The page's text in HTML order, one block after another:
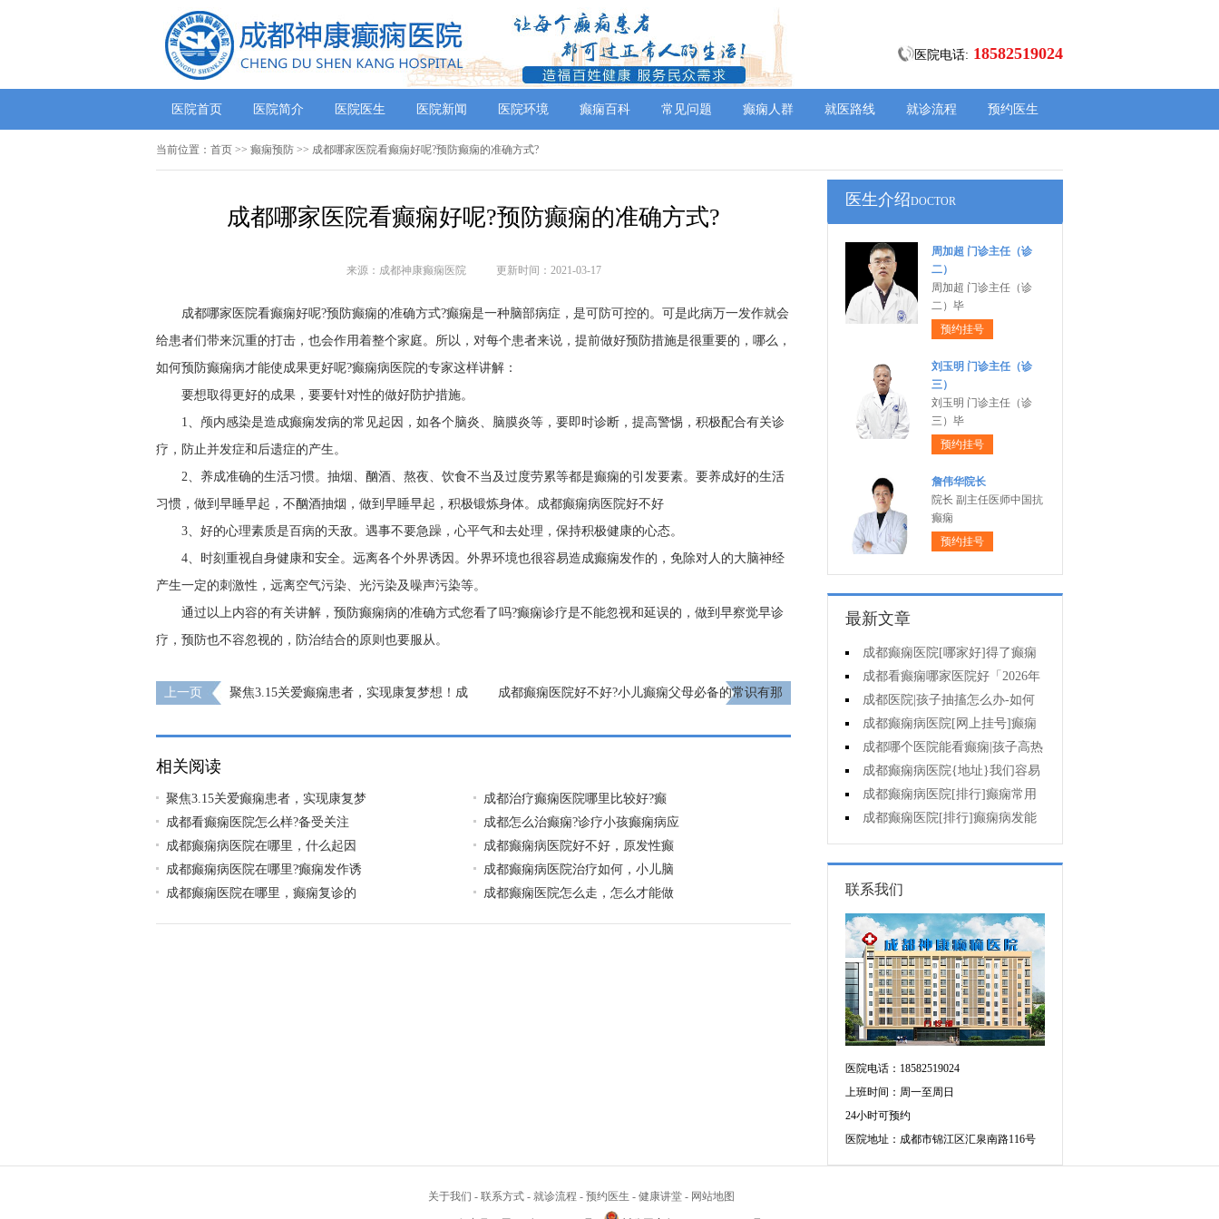
医院电话: 18582519024
医院首页 医院简介 医院医生 医院新闻 医院环境 癫痫百科 常见问题 癫痫人群 就医路线 就诊流程 预约医生
当前位置： 首页 >> 癫痫预防 >> ​成都哪家医院看癫痫好呢?预防癫痫的准确方式?
​成都哪家医院看癫痫好呢?预防癫痫的准确方式?
来源：成都神康癫痫医院 更新时间：2021-03-17
成都哪家医院看癫痫好呢?预防癫痫的准确方式?癫痫是一种脑部病症，是可防可控的。可是此病万一发作就会
给患者们带来沉重的打击，也会作用着整个家庭。所以，对每个患者来说，提前做好预防措施是很重要的，哪么，
如何预防癫痫病才能使成果更好呢?癫痫病医院的专家这样讲解：
要想取得更好的成果，要要针对性的做好防护措施。
1、颅内感染是造成癫痫发病的常见起因，如各个脑炎、脑膜炎等，要即时诊断，提高警惕，积极配合有关诊
疗，防止并发症和后遗症的产生。
2、养成准确的生活习惯。抽烟、酗酒、熬夜、饮食不当及过度劳累等都是癫痫的引发要素。要养成好的生活
习惯，做到早睡早起，不酗酒抽烟，做到早睡早起，积极锻炼身体。 成都癫痫病医院好不好
3、好的心理素质是百病的天敌。遇事不要急躁，心平气和去处理，保持积极健康的心态。
4、时刻重视自身健康和安全。远离各个外界诱因。外界环境也很容易造成癫痫发作的，免除对人的大脑神经
产生一定的刺激性，远离空气污染、光污染及噪声污染等。
通过以上内容的有关讲解，预防癫痫病的准确方式您看了吗?癫痫诊疗是不能忽视和延误的，做到早察觉早诊
疗，预防也不容忽视的，防治结合的原则也要服从。
上一页
聚焦3.15关爱癫痫患者，实现康复梦想！成
成都癫痫医院好不好?小儿癫痫父母必备的常识有那
相关阅读
聚焦3.15关爱癫痫患者，实现康复梦
​成都治疗癫痫医院哪里比较好?癫
​成都看癫痫医院怎么样?备受关注
成都怎么治癫痫?诊疗小孩癫痫病应
成都癫痫病医院在哪里，什么起因
成都癫痫病医院好不好，原发性癫
成都癫痫病医院在哪里?癫痫发作诱
成都癫痫病医院治疗如何，小儿脑
成都癫痫医院在哪里，癫痫复诊的
成都癫痫医院怎么走，怎么才能做
医生介绍DOCTOR
周加超 门诊主任（诊
二）
周加超 门诊主任（诊
二）毕
预约挂号
刘玉明 门诊主任（诊
三）
刘玉明 门诊主任（诊
三）毕
预约挂号
詹伟华院长
院长 副主任医师中国抗
癫痫
预约挂号
最新文章
成都癫痫医院[哪家好]得了癫痫
病怎么治疗效果好?
成都看癫痫哪家医院好「2026年
度公布」孩子有癫痫家长要注意什
么?
成都医院|孩子抽搐怎么办-如何
治疗癫痫呢
成都癫痫病医院[网上挂号]癫痫
怎样选择治疗方式?
成都哪个医院能看癫痫|孩子高热
抽搐怎么办?
成都癫痫病医院{地址}我们容易
对癫痫产生哪些误解?
成都癫痫病医院[排行]癫痫常用
的三种治疗方式
成都癫痫医院[排行]癫痫病发能
强行喂药吗?
联系我们
医院电话：18582519024
上班时间：周一至周日
24小时可预约
医院地址：成都市锦江区汇泉南路116号
关于我们 - 联系方式 - 就诊流程 - 预约医生 - 健康讲堂 - 网站地图